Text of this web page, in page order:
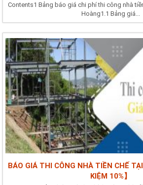
Contents1 Bảng báo giá chi phí thi công nhà
Hoàng1.1 Bảng giá...
BÁO GIÁ THI CÔNG NHÀ TIỀN CHẾ
KIỆM 10%】